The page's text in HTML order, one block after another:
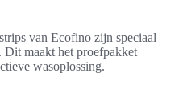
van Ecofino zijn speciaal
maakt het proefpakket
wasoplossing.